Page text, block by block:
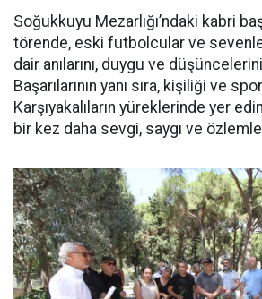
Soğukkuyu Mezarlığı’ndaki kabri
törende, eski futbolcular ve
dair anılarını, duygu ve
Başarılarının yanı sıra, kişiliği ve
Karşıyakalıların yüreklerinde yer
bir kez daha sevgi, saygı ve özlemle